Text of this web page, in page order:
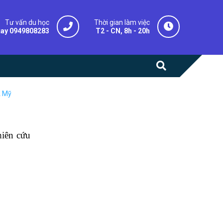
Thời gian làm việc
T2 - CN, 8h - 20h
Tư vấn du học
0949808283
Mỹ
cứu